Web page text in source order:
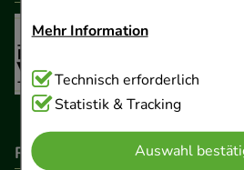
Mehr Information
Technisch Notwendig:Hierbei
Cookies, die für die
Website notwendig sind (z.B.
Warenkorb, Kundenkonto),
Technisch erforderlich
Statistik & Tracking
Auswahl
Rechtliche Pflichtangaben